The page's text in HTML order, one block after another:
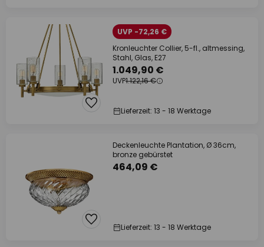
UVP -72,26 €
Kronleuchter Collier, 5-fl., altmessing,
Stahl, Glas, E27
1.049,90 €
UVP1.122,16 €
Lieferzeit: 13 - 18 Werktage
Deckenleuchte Plantation, Ø 36cm,
bronze gebürstet
464,09 €
Lieferzeit: 13 - 18 Werktage